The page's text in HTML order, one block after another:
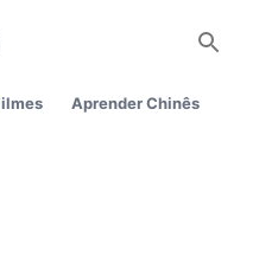
principal
Aprender Chinês